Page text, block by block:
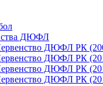
ДЮФЛ
ДЮФЛ РК
ДЮФЛ РК
ДЮФЛ РК
ДЮФЛ РК